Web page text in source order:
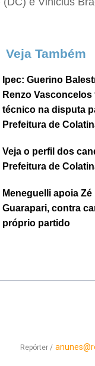
Veja Também
Ipec: Guerino
Renzo Vasconcelos
técnico na disputa
Prefeitura de
Veja o perfil dos
Prefeitura de
Meneguelli apoia Zé
Guarapari, contra
próprio partido
Repórter /